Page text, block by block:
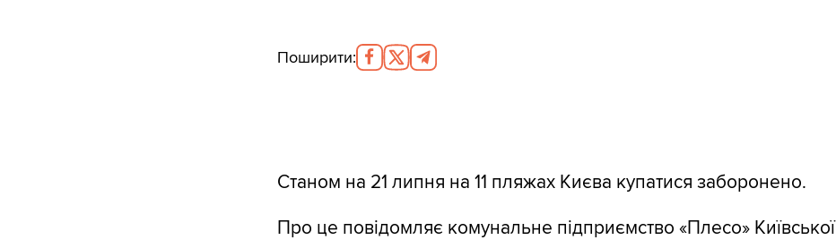
Поширити:
Станом на 21 липня на 11 пляжах Києва купатися заборонено.
Про це повідомляє комунальне підприємство «Плесо» Київської